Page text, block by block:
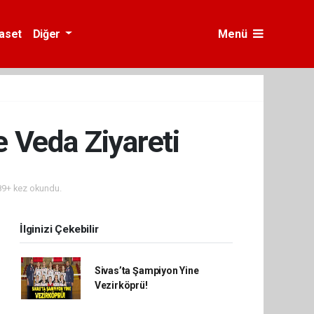
Diğer Menü
Veda Ziyareti
kez okundu.
İlginizi Çekebilir
Sivas’ta Şampiyon Yine
Vezirköprü!